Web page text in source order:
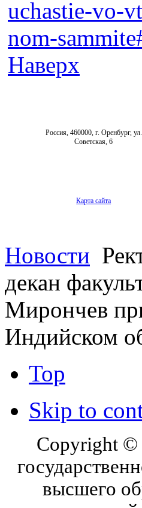
uchastie-vo-
nom-
Наверх
Россия, 460000, г. Оренбург, ул.
Советская, 6
Карта сайта
Новости
декан
Мирончев
Индийском
Top
Skip to
Copyright ©
высшего